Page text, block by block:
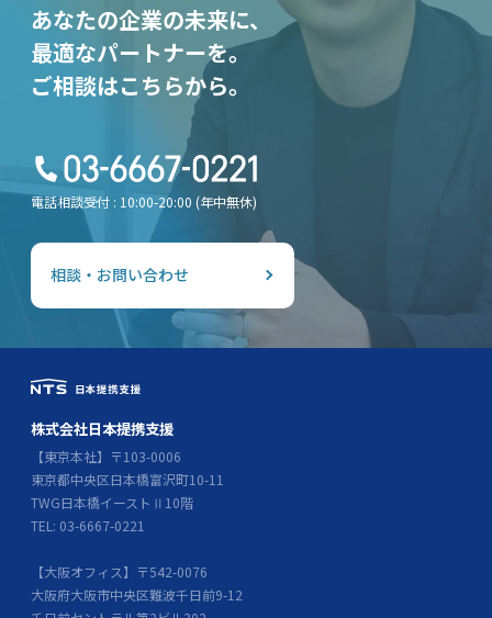
あなたの企業の未来に、
最適なパートナーを。
ご相談はこちらから。
電話相談受付 : 10:00-20:00 (年中無休)
相談・お問い合わせ
株式会社日本提携支援
【東京本社】〒103-0006
東京都中央区日本橋富沢町10-11
TWG日本橋イーストⅡ10階
TEL: 03-6667-0221
【大阪オフィス】〒542-0076
大阪府大阪市中央区難波千日前9-12